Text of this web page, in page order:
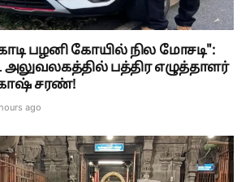
பழனி கோயில் நில மோசடி":
அலுவலகத்தில் பத்திர எழுத்தாளர்
சரண்!
ago